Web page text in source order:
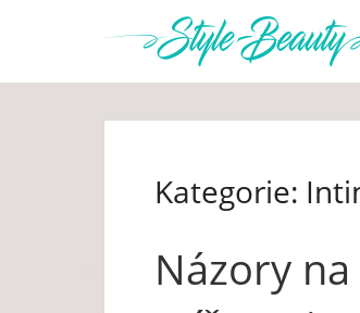
Kategorie:
Názory